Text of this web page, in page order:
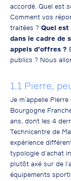
accordé. Quel est
Comment vos
traitées ? Quel
dans le cadre de
appels d’offres ?
publics ? Nous
1.1 Pierre,
Je m’appelle
Bourgogne
ans, dont les 4
Technicentre de
expérience
typologie d’achat
plutôt axé sur de
équipements